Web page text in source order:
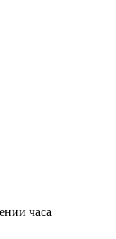
часа